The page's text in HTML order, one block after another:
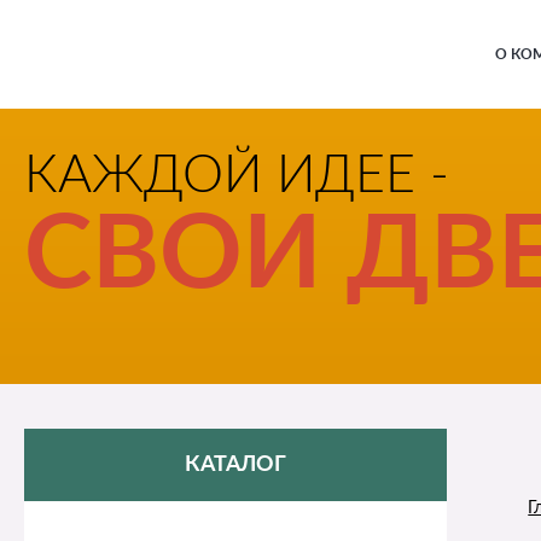
О
КАЖДОЙ ИДЕЕ -
СВОИ
КАТАЛОГ